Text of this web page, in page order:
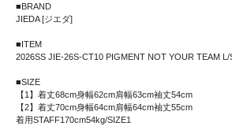
■BRAND
JIEDA [ジエダ]
■ITEM
2026SS JIE-26S-CT10 PIGMENT NOT YOUR TEAM L/
■SIZE
【1】着丈68cm身幅62cm肩幅63cm袖丈54cm
【2】着丈70cm身幅64cm肩幅64cm袖丈55cm
着用STAFF170cm54kg/SIZE1